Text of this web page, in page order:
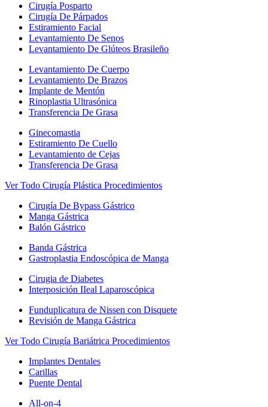
Cirugía Posparto
Cirugía De Párpados
Estiramiento Facial
Levantamiento De Senos
Levantamiento De Glúteos Brasileño
Levantamiento De Cuerpo
Levantamiento De Brazos
Implante de Mentón
Rinoplastia Ultrasónica
Transferencia De Grasa
Ginecomastia
Estiramiento De Cuello
Levantamiento de Cejas
Transferencia De Grasa
Ver Todo Cirugía Plástica Procedimientos
Cirugía De Bypass Gástrico
Manga Gástrica
Balón Gástrico
Banda Gástrica
Gastroplastia Endoscópica de Manga
Cirugia de Diabetes
Interposición IIeal Laparoscópica
Funduplicatura de Nissen con Disquete
Revisión de Manga Gástrica
Ver Todo Cirugía Bariátrica Procedimientos
Implantes Dentales
Carillas
Puente Dental
All-on-4